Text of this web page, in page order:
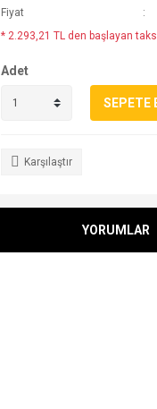
Fiyat
* 2.293,21 TL den başlayan
Adet
SEPETE
Karşılaştır
YORUMLAR